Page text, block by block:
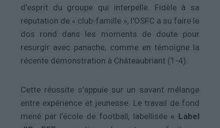
d’esprit du groupe qui interpelle. Fidèle à sa
réputation de « club-famille », l’OSFC a su faire le
dos rond dans les moments de doute pour
resurgir avec panache, comme en témoigne la
récente démonstration à Châteaubriant (1-4).
Cette réussite s’appuie sur un savant mélange
entre expérience et jeunesse. Le travail de fond
mené par l’école de football, labellisée « Label